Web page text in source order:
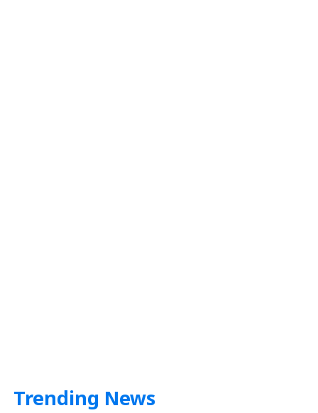
Trending News